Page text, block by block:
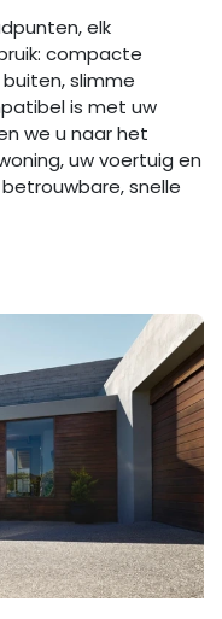
elk
compacte
slimme
is met uw
we u naar het
uw voertuig en
snelle